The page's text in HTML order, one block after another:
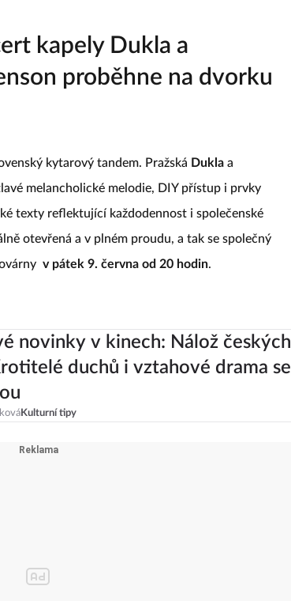
kapely Dukla a
proběhne na dvorku
kytarový tandem. Pražská Dukla a
melancholické melodie, DIY přístup i prvky
texty reflektující každodennost i společenské
otevřená a v plném proudu, a tak se společný
v pátek 9. června od 20 hodin.
novinky v kinech: Nálož českých
duchů i vztahové drama se
Kulturní tipy